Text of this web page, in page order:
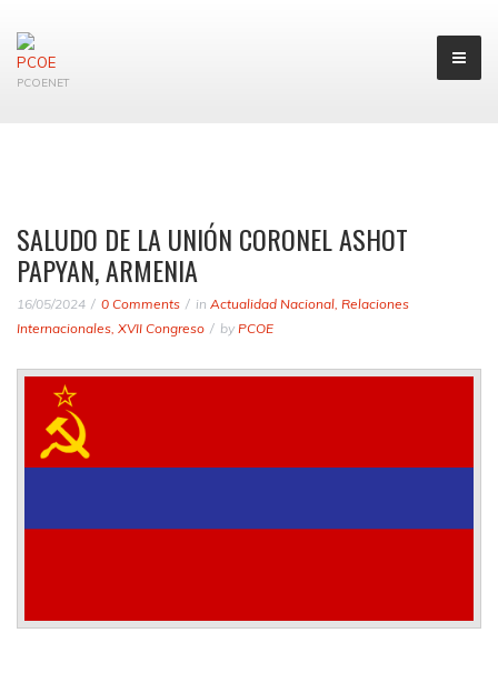
PCOENET
SALUDO DE LA UNIÓN CORONEL ASHOT
PAPYAN, ARMENIA
16/05/2024 0 Comments in Actualidad Nacional, Relaciones
Internacionales, XVII Congreso by PCOE